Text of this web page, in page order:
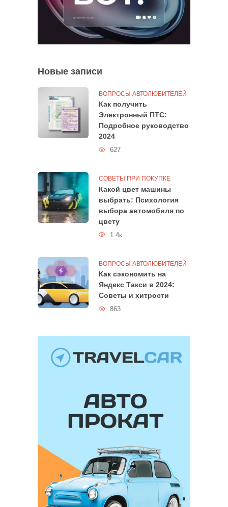
Новые записи
ВОПРОСЫ АВТОЛЮБИТЕЛЕЙ
Как получить
Электронный ПТС:
Подробное руководство
2024
627
СОВЕТЫ ПРИ ПОКУПКЕ
Какой цвет машины
выбрать: Психология
выбора автомобиля по
цвету
1.4к.
ВОПРОСЫ АВТОЛЮБИТЕЛЕЙ
Как сэкономить на
Яндекс Такси в 2024:
Советы и хитрости
863